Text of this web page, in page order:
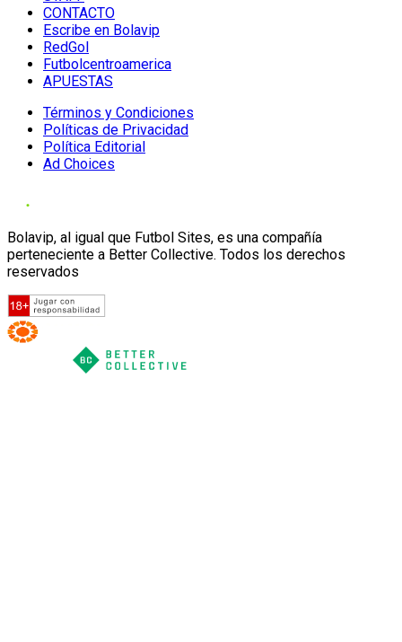
CONTACTO
Escribe en Bolavip
RedGol
Futbolcentroamerica
APUESTAS
Términos y Condiciones
Políticas de Privacidad
Política Editorial
Ad Choices
Bolavip, al igual que Futbol Sites, es una compañía
perteneciente a Better Collective. Todos los derechos
reservados